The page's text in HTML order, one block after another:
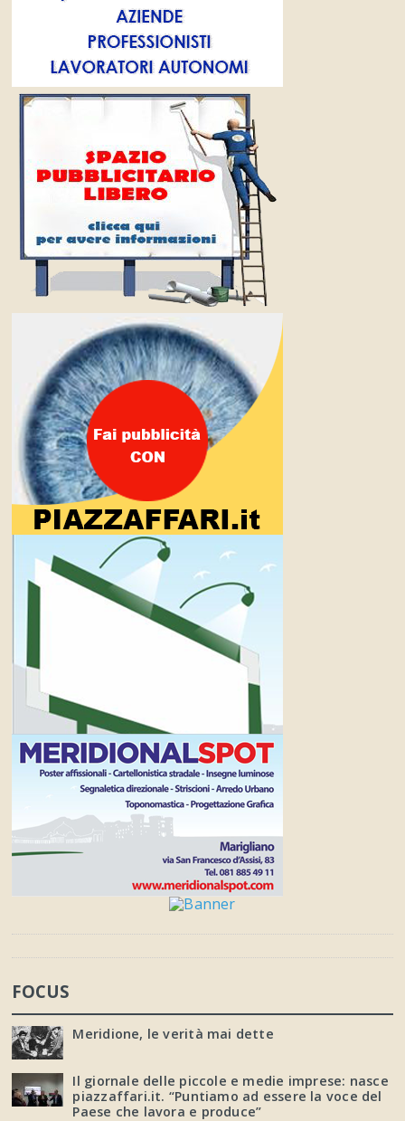
FOCUS
Meridione, le verità mai dette
Il giornale delle piccole e medie imprese: nasce
piazzaffari.it. “Puntiamo ad essere la voce del
Paese che lavora e produce”